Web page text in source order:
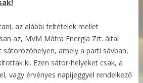
az alábbi feltételek mellet
az, MVM Mátra Energia Zrt. által
amely a parti sávban,
ki. Ezen sátor-helyeket csak, a
vagy érvényes napijeggyel rendelkező